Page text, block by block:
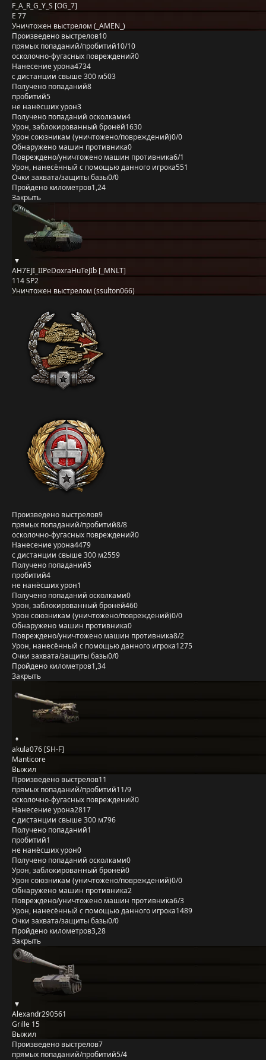
F_A_R_G_Y_S [OG_7]
E 77
Уничтожен выстрелом (_AMEN_)
Произведено выстрелов10
прямых попаданий/пробитий10/10
осколочно-фугасных повреждений0
Нанесение урона4734
с дистанции свыше 300 м503
Получено попаданий8
пробитий5
не нанёсших урон3
Получено попаданий осколками4
Урон, заблокированный бронёй1630
Урон союзникам (уничтожено/повреждений)0/0
Обнаружено машин противника0
Повреждено/уничтожено машин противника6/1
Урон, нанесённый с помощью данного игрока551
Очки захвата/защиты базы0/0
Пройдено километров1,24
Закрыть
AH7EJI_IIPeDoxraHuTeJIb [_MNLT]
114 SP2
Уничтожен выстрелом (ssulton066)
Произведено выстрелов9
прямых попаданий/пробитий8/8
осколочно-фугасных повреждений0
Нанесение урона4479
с дистанции свыше 300 м2559
Получено попаданий5
пробитий4
не нанёсших урон1
Получено попаданий осколками0
Урон, заблокированный бронёй460
Урон союзникам (уничтожено/повреждений)0/0
Обнаружено машин противника0
Повреждено/уничтожено машин противника8/2
Урон, нанесённый с помощью данного игрока1275
Очки захвата/защиты базы0/0
Пройдено километров1,34
Закрыть
akula076 [SH-F]
Manticore
Выжил
Произведено выстрелов11
прямых попаданий/пробитий11/9
осколочно-фугасных повреждений0
Нанесение урона2817
с дистанции свыше 300 м796
Получено попаданий1
пробитий1
не нанёсших урон0
Получено попаданий осколками0
Урон, заблокированный бронёй0
Урон союзникам (уничтожено/повреждений)0/0
Обнаружено машин противника2
Повреждено/уничтожено машин противника6/3
Урон, нанесённый с помощью данного игрока1489
Очки захвата/защиты базы0/0
Пройдено километров3,28
Закрыть
Alexandr290561
Grille 15
Выжил
Произведено выстрелов7
прямых попаданий/пробитий5/4